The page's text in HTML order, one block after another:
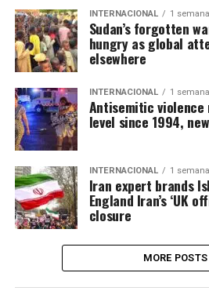
INTERNACIONAL 1
Sudan’s forgotten
hungry as global
elsewhere
INTERNACIONAL 1
Antisemitic
level since 1994,
INTERNACIONAL 1
Iran expert brands
England Iran’s ‘UK
closure
MORE POSTS